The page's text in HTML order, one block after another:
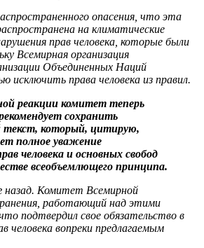
опасения, что эта
на климатические
прав человека, которые были
Всемирная организация
Объединенных Наций
исключить права человека из правил.
реакции комитет теперь
сохранить
который, цитирую,
полное уважение
человека и основных свобод
всеобъемлющего принципа.
назад. Комитет Всемирной
работающий над этими
подтвердил свое обязательство в
человека вопреки предлагаемым